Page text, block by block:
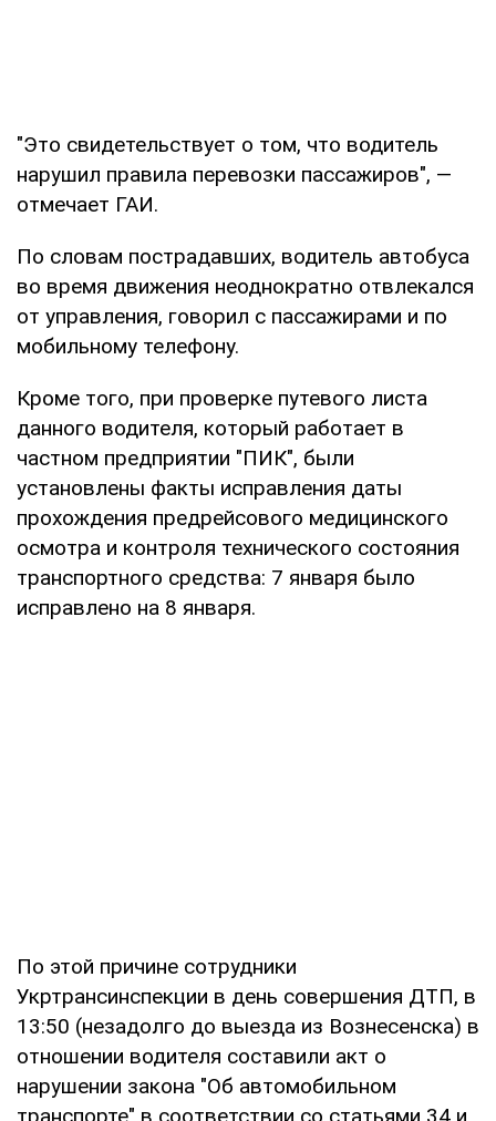
"Это свидетельствует о том, что водитель
нарушил правила перевозки пассажиров", —
отмечает ГАИ.
По словам пострадавших, водитель автобуса
во время движения неоднократно отвлекался
от управления, говорил с пассажирами и по
мобильному телефону.
Кроме того, при проверке путевого листа
данного водителя, который работает в
частном предприятии "ПИК", были
установлены факты исправления даты
прохождения предрейсового медицинского
осмотра и контроля технического состояния
транспортного средства: 7 января было
исправлено на 8 января.
По этой причине сотрудники
Укртрансинспекции в день совершения ДТП, в
13:50 (незадолго до выезда из Вознесенска) в
отношении водителя составили акт о
нарушении закона "Об автомобильном
транспорте" в соответствии со статьями 34 и